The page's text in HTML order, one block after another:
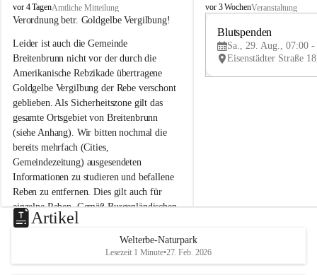
B
r
i
t
e
n
b
r
u
n
n
a
m
N
e
u
s
d
vor 4 TagenAmtliche Mitteilung
Verordnung betr. Goldgelbe Vergilbung!
Leider ist auch die Gemeinde
Breitenbrunn nicht vor der durch die
Amerikanische Rebzikade übertragene
Goldgelbe Vergilbung der Rebe verschont
geblieben. Als Sicherheitszone gilt das
gesamte Ortsgebiet von Breitenbrunn
(siehe Anhang). Wir bitten nochmal die
bereits mehrfach (Cities,
Gemeindezeitung) ausgesendeten
Informationen zu studieren und befallene
Reben zu entfernen. Dies gilt auch für
einzelne Reben. Gemäß Burgenländischen
Weinbaugesetz sind nicht gepflegte oder
unzulässige Weingärten zu roden! Bitte
helfen wir zusammen um unsere Winzer
vor den prognostizierten Ernteausfällen
B
e
u
e
d
vor 3 WochenVeranstaltung
Blutspenden
Sa., 29. Aug., 07:00 -
Artikel
Welterbe-Naturpark
Lesezeit 1 Minute•27. Feb. 2026